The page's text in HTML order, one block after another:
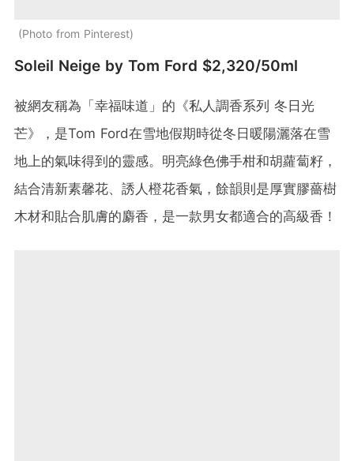
Photo from Pinterest
Soleil Neige by Tom Ford $2,320/50ml
被網友稱為「幸福味道」的《私人調香系列 冬日光
芒》，是Tom Ford在雪地假期時從冬日暖陽灑落在雪
地上的氣味得到的靈感。明亮綠色佛手柑和胡蘿蔔籽，
結合清新素馨花、誘人橙花香氣，餘韻則是厚實膠薔樹
木材和貼合肌膚的麝香，是一款男女都適合的高級香！